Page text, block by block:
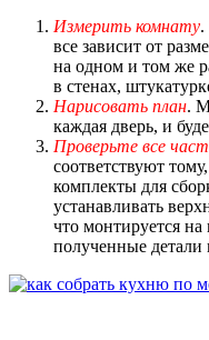
Измерить комнату.
все зависит от
на одном и том же
в стенах,
Нарисовать план.
каждая дверь, и
Проверьте все
соответствуют
комплекты для
устанавливать
что монтируется
полученные детали